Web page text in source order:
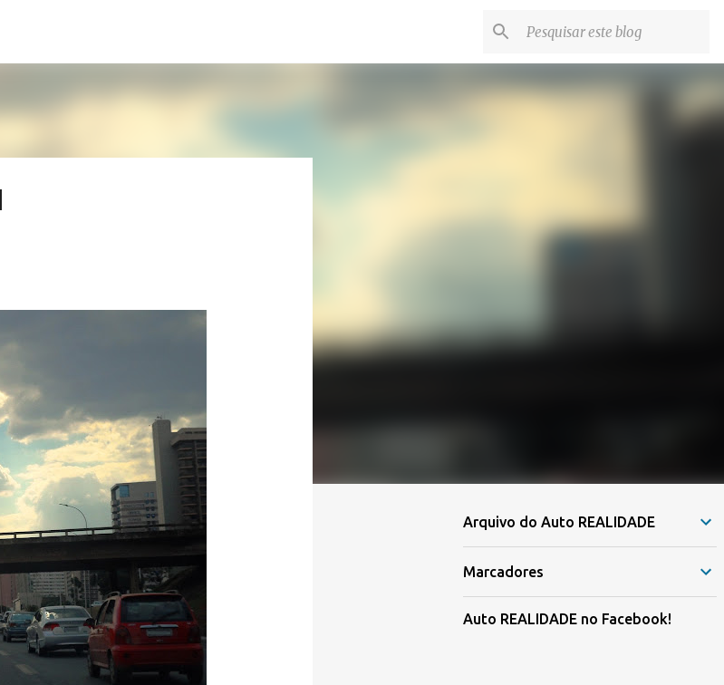
Arquivo do Auto REALIDADE
Marcadores
Auto REALIDADE no Facebook!